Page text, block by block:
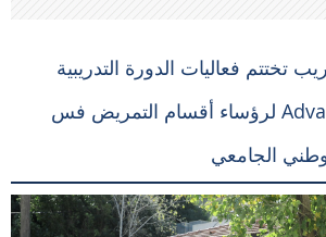
تختتم فعاليات الدورة التدريبية
Advanced Excel Skills لرؤساء أقسام التمريض فس
الجامعي